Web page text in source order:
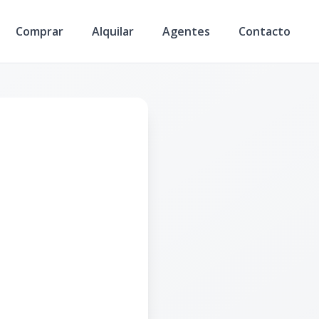
Comprar Alquilar Agentes Contacto